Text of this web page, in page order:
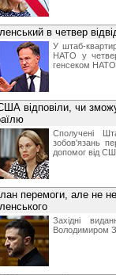
в четвер
У штаб-
НАТО у
генсеком
відповіли, чи
Сполучені
зобов'язань
допомог від
перемоги, але не
Західні
Володимиром